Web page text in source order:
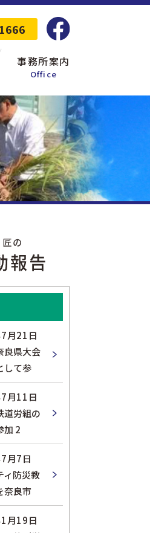
事務所案内
Office
月21日
良県大会
して参
月11日
道労組の
加 2
月7日
ィ防災教
奈良市
月19日